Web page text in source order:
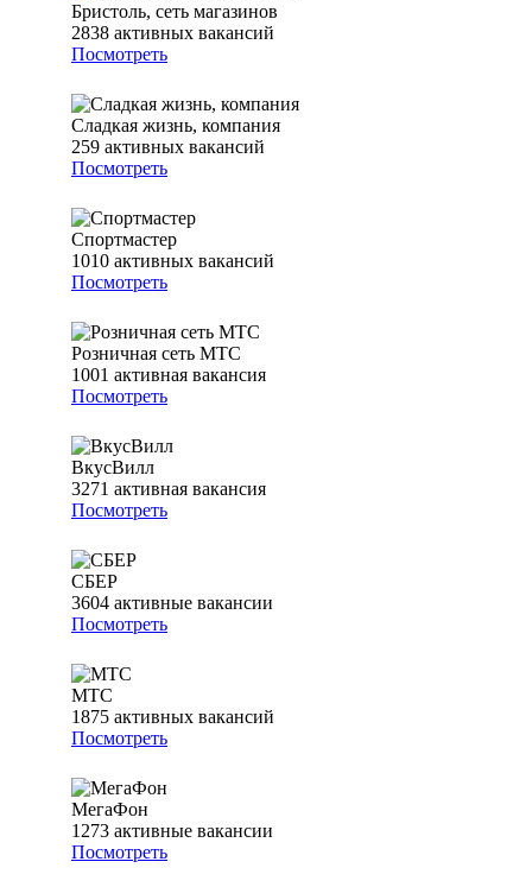
Бристоль, сеть магазинов
2838 активных вакансий
Посмотреть
Сладкая жизнь, компания
259 активных вакансий
Посмотреть
Спортмастер
1010 активных вакансий
Посмотреть
Розничная сеть МТС
1001 активная вакансия
Посмотреть
ВкусВилл
3271 активная вакансия
Посмотреть
СБЕР
3604 активные вакансии
Посмотреть
МТС
1875 активных вакансий
Посмотреть
МегаФон
1273 активные вакансии
Посмотреть